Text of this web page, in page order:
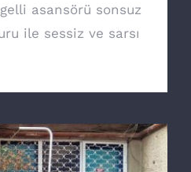
asansörü sonsuz
ile sessiz ve sarsı